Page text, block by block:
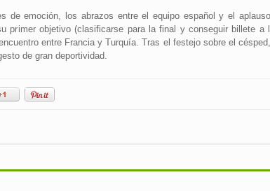
de emoción, los abrazos entre el equipo español y el
primer objetivo (clasificarse para la final y conseguir billete
entre Francia y Turquía. Tras el festejo sobre el
de gran deportividad.